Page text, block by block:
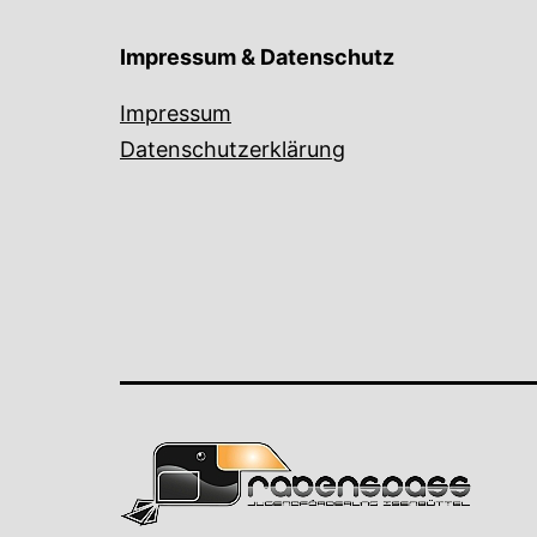
Impressum & Datenschutz
Impressum
Datenschutzerklärung